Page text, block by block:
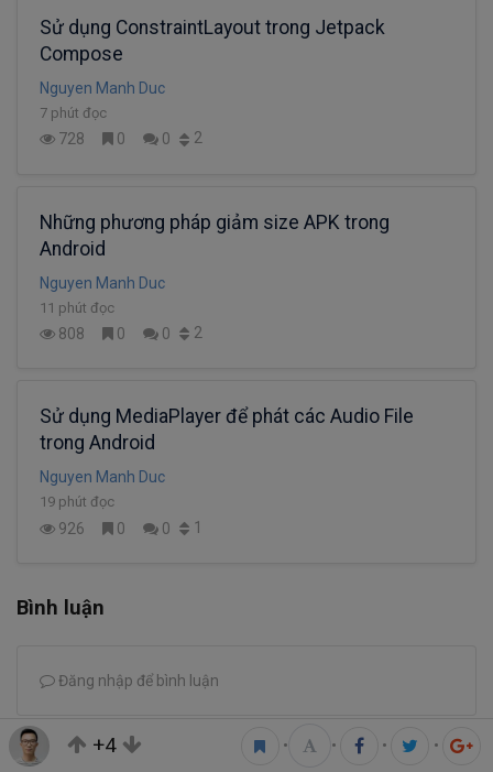
Sử dụng ConstraintLayout trong Jetpack
Compose
Nguyen Manh Duc
7 phút đọc
728 0 0 2
Những phương pháp giảm size APK trong
Android
Nguyen Manh Duc
11 phút đọc
808 0 0 2
Sử dụng MediaPlayer để phát các Audio File
trong Android
Nguyen Manh Duc
19 phút đọc
926 0 0 1
Bình luận
Đăng nhập để bình luận
+4 • • • •